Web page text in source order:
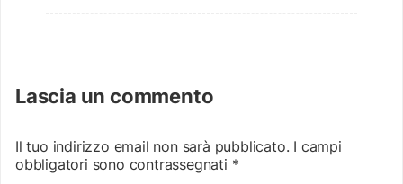
Lascia un commento
Il tuo indirizzo email non sarà pubblicato. I campi
obbligatori sono contrassegnati *